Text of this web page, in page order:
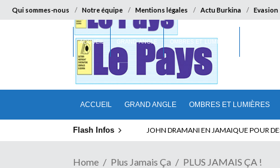
Qui sommes-nous Notre équipe Mentions légales Actu Burkina Evasion
ACCUEIL GRAND ANGLE OMBRES ET LUMIÈRES
ACCUEIL GRAND ANGLE OMBRES ET LUMIÈRES
Flash Infos ELECTION DE TALON A LA TETE DU
Home Plus Jamais Ça PLUS JAMAIS ÇA !